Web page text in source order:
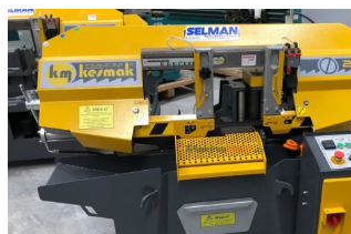
ل
ع
ر
ب
ي
ة
D
U
T